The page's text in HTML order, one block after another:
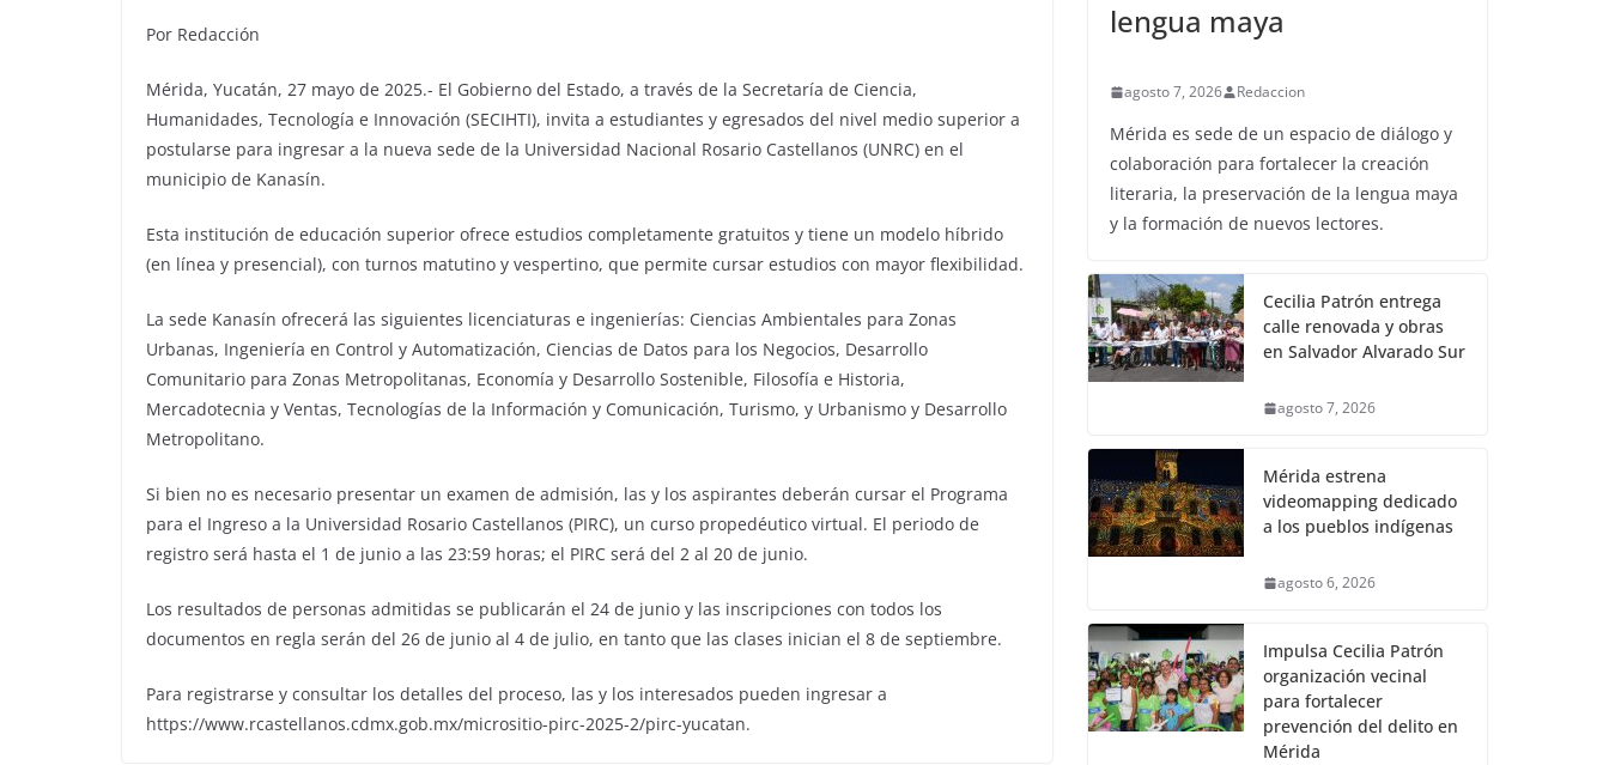
Por Redacción
Mérida, Yucatán, 27 mayo de 2025.- El Gobierno del Estado, a través de la Secretaría de Ciencia,
Humanidades, Tecnología e Innovación (SECIHTI), invita a estudiantes y egresados del nivel medio superior a
postularse para ingresar a la nueva sede de la Universidad Nacional Rosario Castellanos (UNRC) en el
municipio de Kanasín.
Esta institución de educación superior ofrece estudios completamente gratuitos y tiene un modelo híbrido
(en línea y presencial), con turnos matutino y vespertino, que permite cursar estudios con mayor flexibilidad.
La sede Kanasín ofrecerá las siguientes licenciaturas e ingenierías: Ciencias Ambientales para Zonas
Urbanas, Ingeniería en Control y Automatización, Ciencias de Datos para los Negocios, Desarrollo
Comunitario para Zonas Metropolitanas, Economía y Desarrollo Sostenible, Filosofía e Historia,
Mercadotecnia y Ventas, Tecnologías de la Información y Comunicación, Turismo, y Urbanismo y Desarrollo
Metropolitano.
Si bien no es necesario presentar un examen de admisión, las y los aspirantes deberán cursar el Programa
para el Ingreso a la Universidad Rosario Castellanos (PIRC), un curso propedéutico virtual. El periodo de
registro será hasta el 1 de junio a las 23:59 horas; el PIRC será del 2 al 20 de junio.
Los resultados de personas admitidas se publicarán el 24 de junio y las inscripciones con todos los
documentos en regla serán del 26 de junio al 4 de julio, en tanto que las clases inician el 8 de septiembre.
Para registrarse y consultar los detalles del proceso, las y los interesados pueden ingresar a
https://www.rcastellanos.cdmx.gob.mx/micrositio-pirc-2025-2/pirc-yucatan.
lengua maya
agosto 7, 2026 Redaccion
Mérida es sede de un espacio de diálogo y
colaboración para fortalecer la creación
literaria, la preservación de la lengua maya
y la formación de nuevos lectores.
Cecilia Patrón entrega
calle renovada y obras
en Salvador Alvarado Sur
agosto 7, 2026
Mérida estrena
videomapping dedicado
a los pueblos indígenas
agosto 6, 2026
Impulsa Cecilia Patrón
organización vecinal
para fortalecer
prevención del delito en
Mérida